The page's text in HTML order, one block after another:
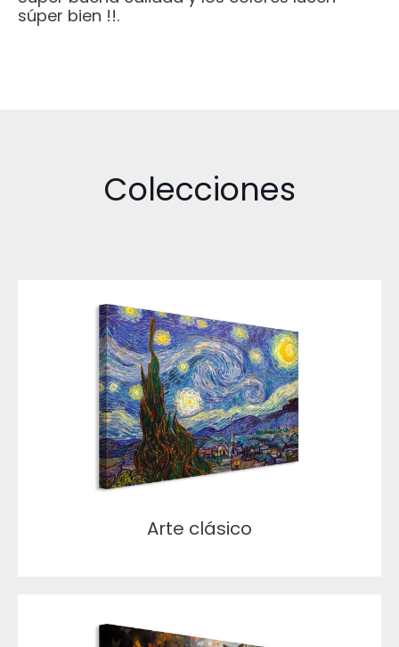
súper bien !!.
Colecciones
Arte clásico